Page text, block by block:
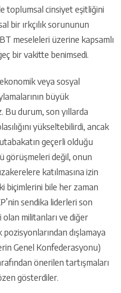
toplumsal cinsiyet eşitliğini
bir ırkçılık sorununun
meseleleri üzerine kapsamlı
bir vakitte benimsedi.
veya sosyal
büyük
Bu durum, son yıllarda
yükseltebilirdi, ancak
geçerli olduğu
görüşmeleri değil, onun
katılmasına izin
biçimlerini bile her zaman
sendika liderleri son
olan militanları ve diğer
pozisyonlarından dışlamaya
Genel Konfederasyonu)
önerilen tartışmaları
gösterdiler.